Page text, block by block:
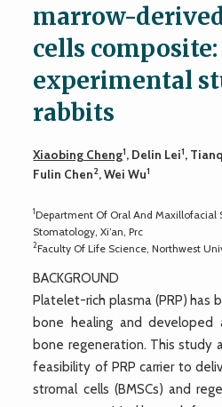
marrow-
cells composite:
experimental
rabbits
Xiaobing Cheng1, Delin Lei1,
Fulin Chen2, Wei Wu1
1Department Of Oral And Maxillofacial
Stomatology, Xi’an, Prc
2Faculty Of Life Science, Northwest
BACKGROUND
Platelet-rich plasma (PRP)
bone healing and
bone regeneration. This study
feasibility of PRP carrier to
stromal cells (BMSCs) and